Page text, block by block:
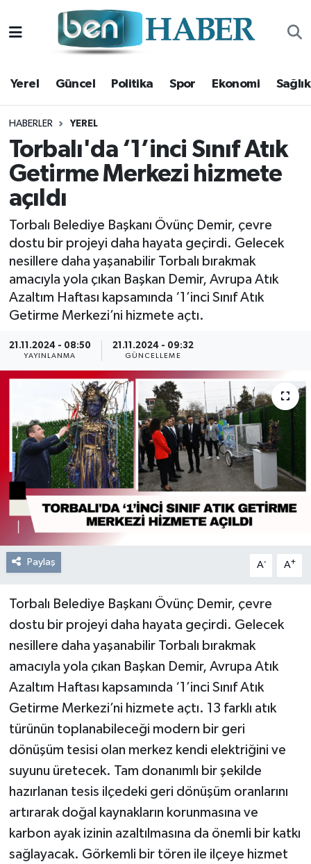
Yerel Güncel Politika Spor Ekonomi Sağlık
HABERLER YEREL
Torbalı'da ‘1’inci Sınıf Atık
Getirme Merkezi hizmete
açıldı
Torbalı Belediye Başkanı Övünç Demir, çevre
dostu bir projeyi daha hayata geçirdi. Gelecek
nesillere daha yaşanabilir Torbalı bırakmak
amacıyla yola çıkan Başkan Demir, Avrupa Atık
Azaltım Haftası kapsamında ‘1’inci Sınıf Atık
Getirme Merkezi’ni hizmete açtı.
21.11.2024 - 08:50
YAYINLANMA
21.11.2024 - 09:32
GÜNCELLEME
Paylaş A- A+
Torbalı Belediye Başkanı Övünç Demir, çevre
dostu bir projeyi daha hayata geçirdi. Gelecek
nesillere daha yaşanabilir Torbalı bırakmak
amacıyla yola çıkan Başkan Demir, Avrupa Atık
Azaltım Haftası kapsamında ‘1’inci Sınıf Atık
Getirme Merkezi’ni hizmete açtı. 13 farklı atık
türünün toplanabileceği modern bir geri
dönüşüm tesisi olan merkez kendi elektriğini ve
suyunu üretecek. Tam donanımlı bir şekilde
hazırlanan tesis ilçedeki geri dönüşüm oranlarını
artırarak doğal kaynakların korunmasına ve
karbon ayak izinin azaltılmasına da önemli bir katkı
sağlayacak. Görkemli bir tören ile ilçeye hizmet
Yerel
Güncel
Politika
Spor
Ekonomi
Sağlık
Magazin
Kültür Sanat
Röportajlar
Hava Durumu
Trafik Durumu
Süper Lig Puan Durumu ve Fikstür
Tüm Manşetler
Son Dakika Haberleri
Haber Arşivi